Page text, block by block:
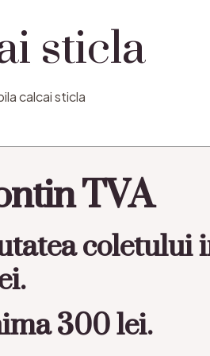
sticla
calcai sticla
TVA
coletului
300 lei.